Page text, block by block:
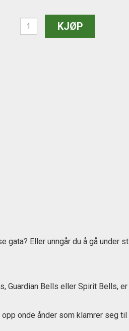
gata? Eller unngår du å gå under
Guardian Bells eller Spirit Bells,
onde ånder som klamrer seg til